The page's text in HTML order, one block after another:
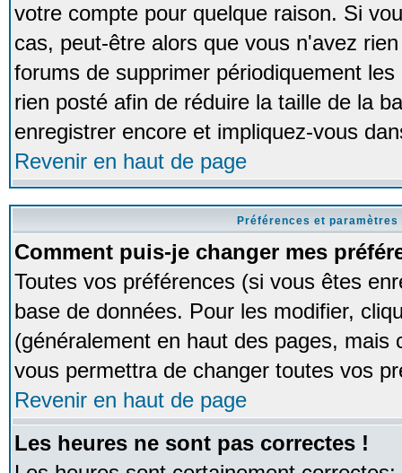
votre compte pour quelque raison. Si
cas, peut-être alors que vous n'avez
forums de supprimer périodiquement
rien posté afin de réduire la taille de la
enregistrer encore et impliquez-vous
Revenir en haut de page
Préférences et
Comment puis-je changer mes
Toutes vos préférences (si vous êtes
base de données. Pour les modifier,
(généralement en haut des pages,
vous permettra de changer toutes vos
Revenir en haut de page
Les heures ne sont pas correctes !